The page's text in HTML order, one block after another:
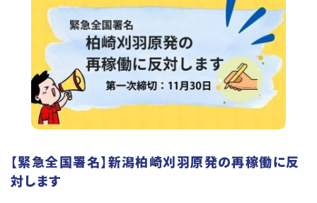
【緊急全国署名】新潟柏崎刈羽原発の再稼働に反
対します